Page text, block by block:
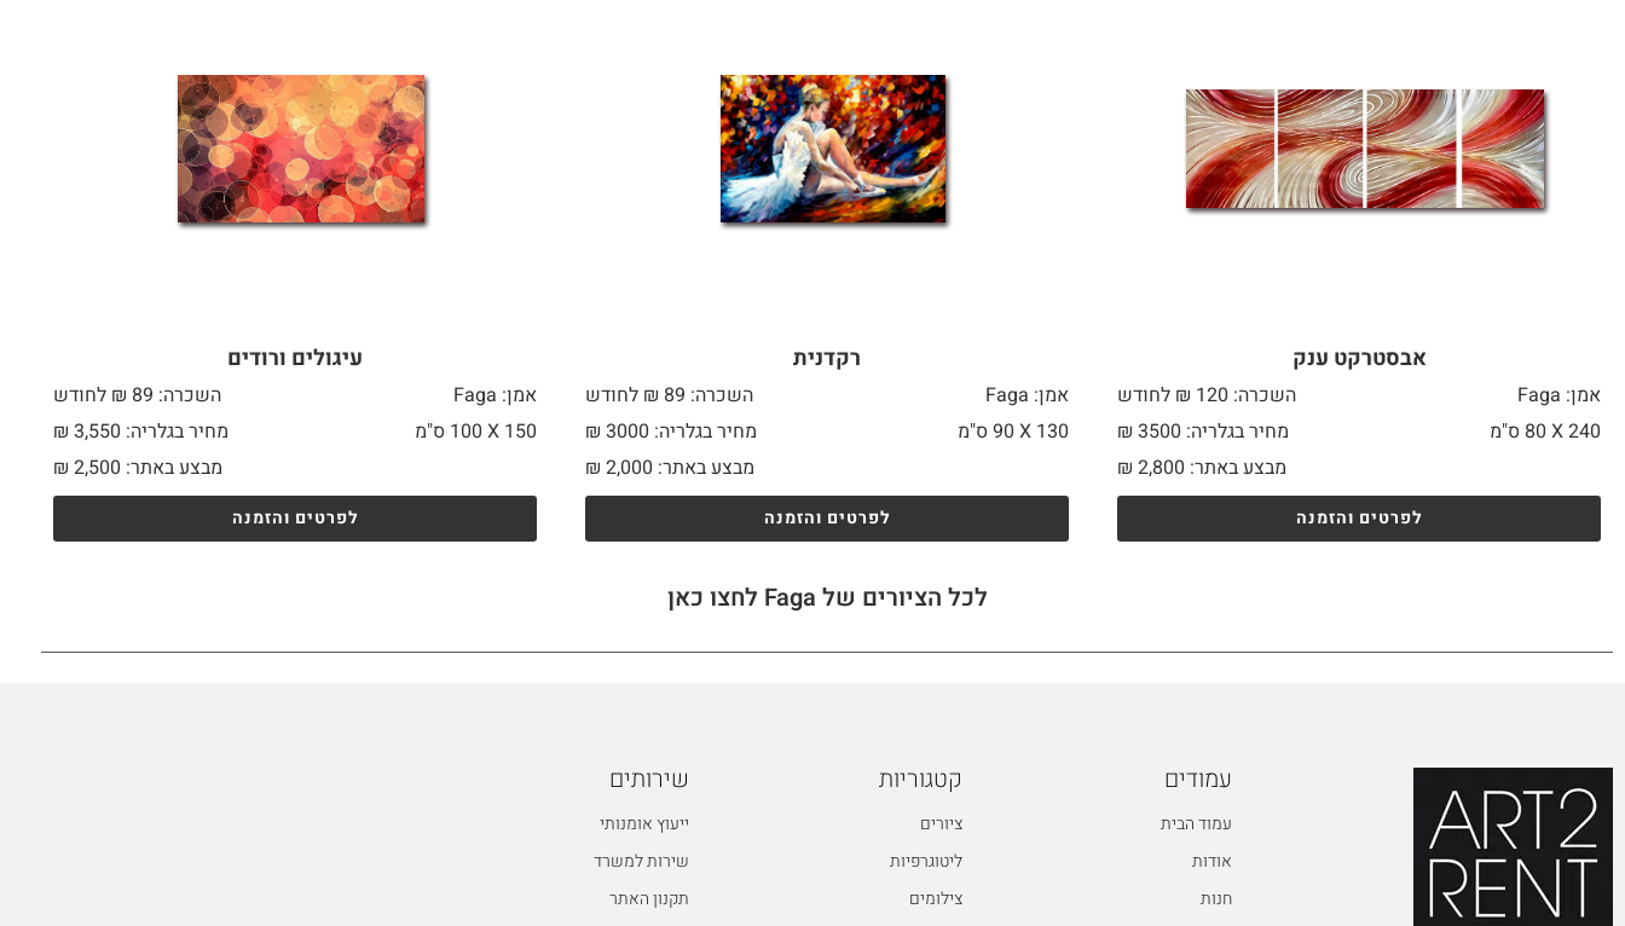
אבסטרקט ענק
אמן: Faga
השכרה: 120 ₪ לחודש
240 X
מחיר בגלריה: 3500 ₪
מבצע באתר:
₪ 2,800
לפרטים והזמנה
רקדנית
אמן: Faga
השכרה: 89 ₪ לחודש
130 X
מחיר בגלריה: 3000 ₪
מבצע באתר:
₪ 2,000
לפרטים והזמנה
עיגולים ורודים
אמן: Faga
השכרה: 89 ₪ לחודש
150 X
מחיר בגלריה: 3,550 ₪
מבצע באתר:
₪ 2,500
לפרטים והזמנה
לכל הציורים של Faga לחצו כאן
עמודים
עמוד הבית
אודות
חנות
קטגוריות
ציורים
ליטוגרפיות
צילומים
שירותים
ייעוץ אומנותי
שירות למשרד
תקנון האתר